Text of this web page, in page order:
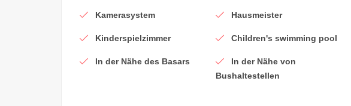
Kamerasystem Hausmeister
Kinderspielzimmer Children's swimming pool
In der Nähe des Basars
In der Nähe von
Bushaltestellen